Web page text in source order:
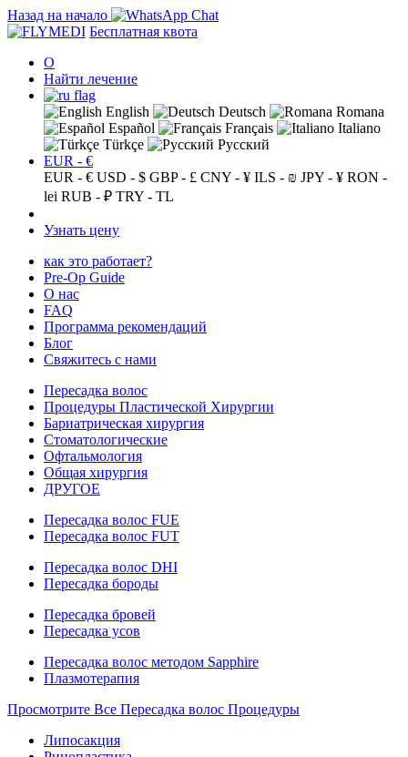
Назад на начало
Бесплатная квота
О
Найти лечение
English Deutsch
Romana
Español
Français
Italiano
Türkçe
Русский
EUR - €
EUR - € USD - $ GBP - £ CNY - ¥ ILS - ₪ JPY - ¥ RON -
lei RUB - ₽ TRY - TL
Узнать цену
как это работает?
Pre-Op Guide
О нас
FAQ
Программа рекомендаций
Блог
Свяжитесь с нами
Пересадка волос
Процедуры Пластической Хирургии
Бариатрическая хирургия
Стоматологические
Офтальмология
Общая хирургия
ДРУГОЕ
Пересадка волос FUE
Пересадка волос FUT
Пересадка волос DHI
Пересадка бороды
Пересадка бровей
Пересадка усов
Пересадка волос методом Sapphire
Плазмотерапия
Просмотрите Все Пересадка волос Процедуры
Липосакция